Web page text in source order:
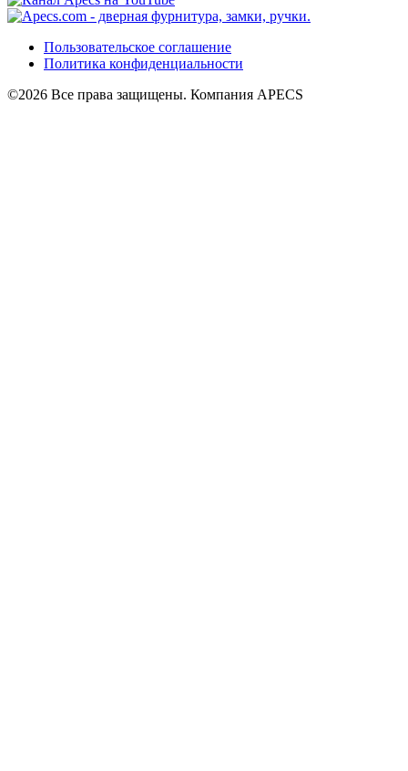
Пользовательское соглашение
Политика конфиденциальности
©2026 Все права защищены. Компания APECS